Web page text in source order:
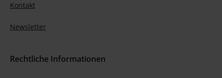
Kontakt
Newsletter
Rechtliche Informationen